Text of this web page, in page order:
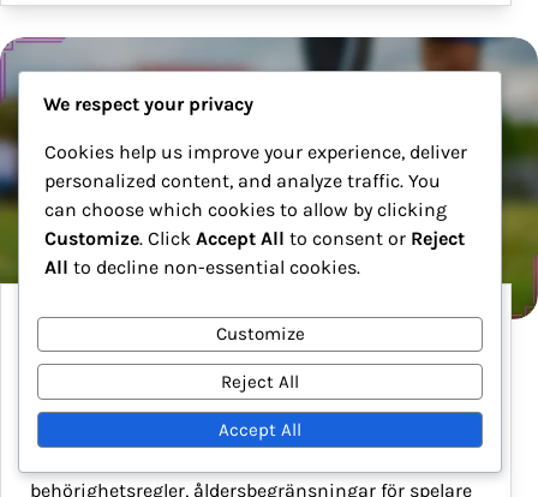
FIFA Olympiska Fotbollsturneringen Herrar
2024: Lagval, Spelarbidrag, Matchpåverkan
FIFA:s olympiska fotbollsturnering för herrar 2024
kommer att innehålla en mångfald av talanger, där
behörighetsregler, åldersbegränsningar för spelare
We respect your privacy
Cookies help us improve your experience, deliver
personalized content, and analyze traffic. You
can choose which cookies to allow by clicking
Customize. Click Accept All to consent or Reject
All to decline non-essential cookies.
Customize
Reject All
Accept All